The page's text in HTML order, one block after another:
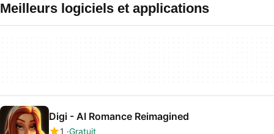
Meilleurs logiciels et applications
Digi - AI Romance Reimagined
1 Gratuit